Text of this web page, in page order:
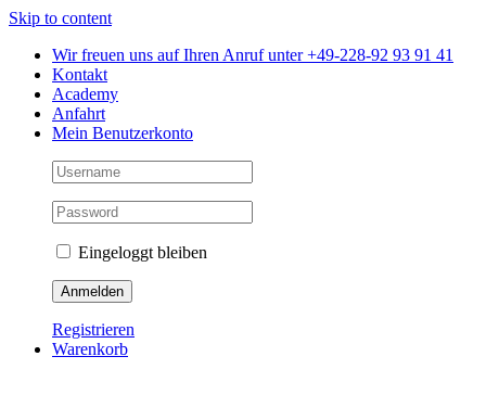
Skip to content
Wir freuen uns auf Ihren Anruf unter +49-228-92 93 91 41
Kontakt
Academy
Anfahrt
Mein Benutzerkonto
Eingeloggt bleiben
Registrieren
Warenkorb